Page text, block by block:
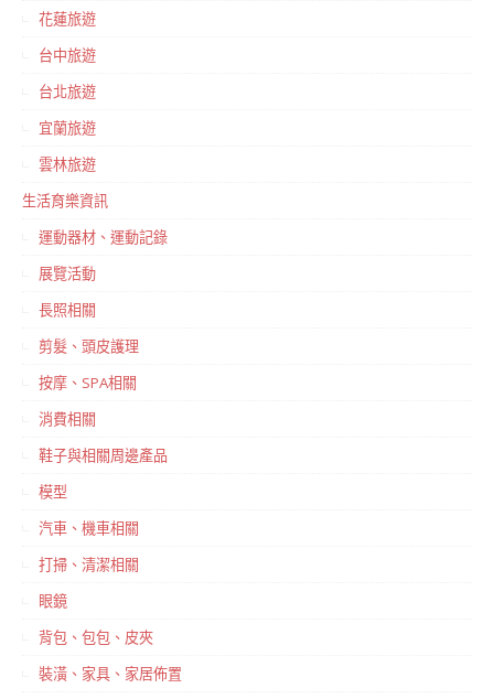
花蓮旅遊
台中旅遊
台北旅遊
宜蘭旅遊
雲林旅遊
生活育樂資訊
運動器材、運動記錄
展覽活動
長照相關
剪髮、頭皮護理
按摩、SPA相關
消費相關
鞋子與相關周邊產品
模型
汽車、機車相關
打掃、清潔相關
眼鏡
背包、包包、皮夾
裝潢、家具、家居佈置